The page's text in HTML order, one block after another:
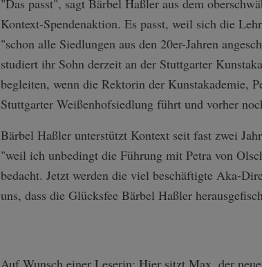
"Das passt", sagt Bärbel Haßler aus dem
Kontext-Spendenaktion. Es passt, weil sich die
"schon alle Siedlungen aus den 20er-Jahren
studiert ihr Sohn derzeit an der Stuttgarter
begleiten, wenn die Rektorin der Kunstakademie,
Stuttgarter Weißenhofsiedlung führt und vorher
Bärbel Haßler unterstützt Kontext seit fast zwei
"weil ich unbedingt die Führung mit Petra von
bedacht. Jetzt werden die viel beschäftigte Aka-
uns, dass die Glücksfee Bärbel Haßler
Auf Wunsch einer Leserin: Hier sitzt Max, der